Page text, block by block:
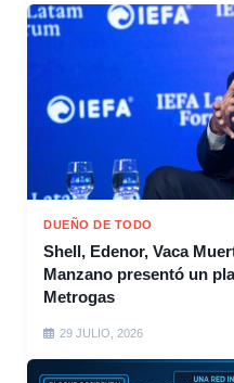
DUEÑO DE TODO
Shell, Edenor, Vaca
Manzano presentó un
Metrogas
29 JULIO, 2026